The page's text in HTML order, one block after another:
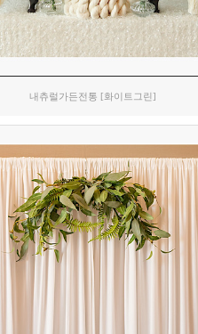
내츄럴가든전통 [화이트그린]